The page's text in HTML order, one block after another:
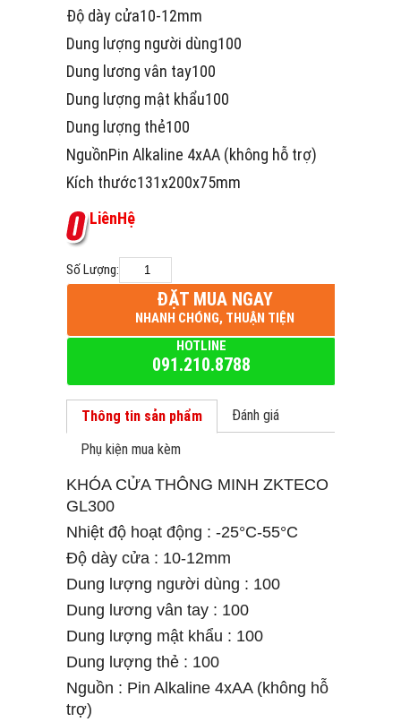
Độ dày cửa10-12mm
Dung lượng người dùng100
Dung lương vân tay100
Dung lượng mật khẩu100
Dung lượng thẻ100
NguồnPin Alkaline 4xAA (không hỗ trợ)
Kích thước131x200x75mm
LiênHệ
Số Lượng:
ĐẶT MUA NGAY
NHANH CHÓNG, THUẬN TIỆN
HOTLINE
091.210.8788
Thông tin sản phẩm
Đánh giá
Phụ kiện mua kèm
KHÓA CỬA THÔNG MINH ZKTECO
GL300
Nhiệt độ hoạt động : -25°C-55°C
Độ dày cửa : 10-12mm
Dung lượng người dùng : 100
Dung lương vân tay : 100
Dung lượng mật khẩu : 100
Dung lượng thẻ : 100
Nguồn : Pin Alkaline 4xAA (không hỗ
trợ)